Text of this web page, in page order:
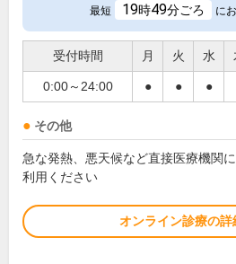
最短 19時49分ごろ に
受付時間 月 火 水
0:00～24:00 ● ● ●
その他
急な発熱、悪天候など直接医療機関
利用ください
オンライン診療の詳